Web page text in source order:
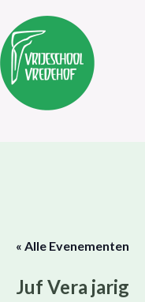
« Alle Evenementen
Juf Vera jarig